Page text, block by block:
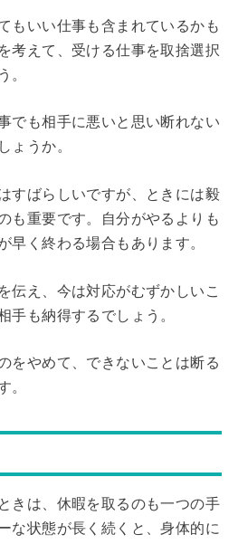
もいい仕事も含まれているかも
考えて、受ける仕事を取捨選択
。
でも相手に悪いと思い断れない
ょうか。
すばらしいですが、ときには毅
も重要です。自分がやるよりも
早く終わる場合もあります。
伝え、今は対応がむずかしいこ
手も納得するでしょう。
をやめて、できないことは断る
。
きは、休暇を取るのも一つの手
な状態が長く続くと、身体的に